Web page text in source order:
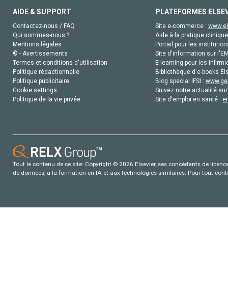
AIDE & SUPPORT
Contactez-nous / FAQ
Qui sommes-nous ?
Mentions légales
© - Avertissements
Termes et conditions d'utilisation
Politique rédactionnelle
Politique publicitaire
Cookie settings
Politique de la vie privée
PLATEFORMES
Site e-commerce :
Aide à la pratique
Portail pour les
Site d'information sur
E-learning pour les
Bibliothèque d'e-books
Blog special IFSI :
Suivez notre actualité
Site d'emploi en santé :
Tout le contenu de ce site: Copyright © 2026 Elsevier, ses concédants de
de données, a la formation en IA et aux technologies similaires. Pour tout